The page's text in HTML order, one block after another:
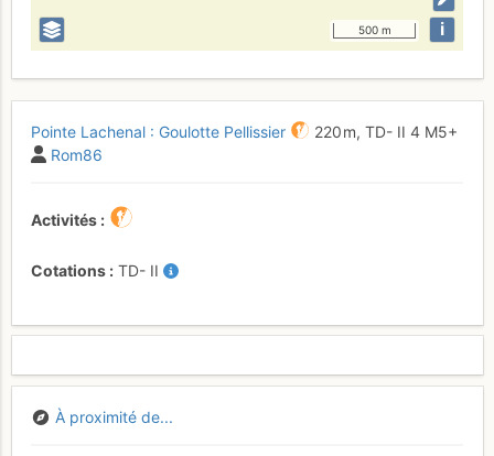
500 m i
Pointe Lachenal : Goulotte Pellissier 220 m, TD- II 4 M5+
Rom86
Activités
Cotations TD- II
À proximité de...